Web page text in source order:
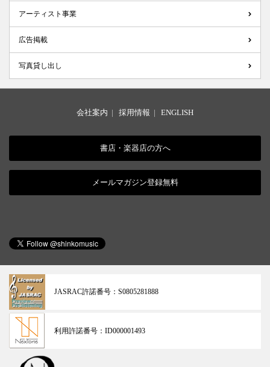
アーティスト事業
広告掲載
写真貸し出し
会社案内 | 採用情報 | ENGLISH
書店・楽器店の方へ
メールマガジン登録無料
JASRAC許諾番号： S0805281888
利用許諾番号： ID000001493